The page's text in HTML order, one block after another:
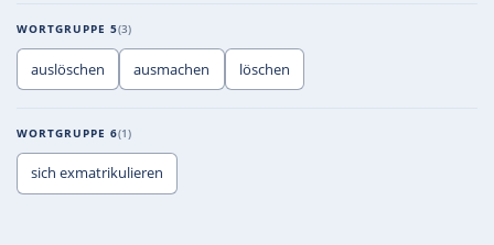
WORTGRUPPE 5 3
auslöschen ausmachen löschen
WORTGRUPPE 6 1
sich exmatrikulieren